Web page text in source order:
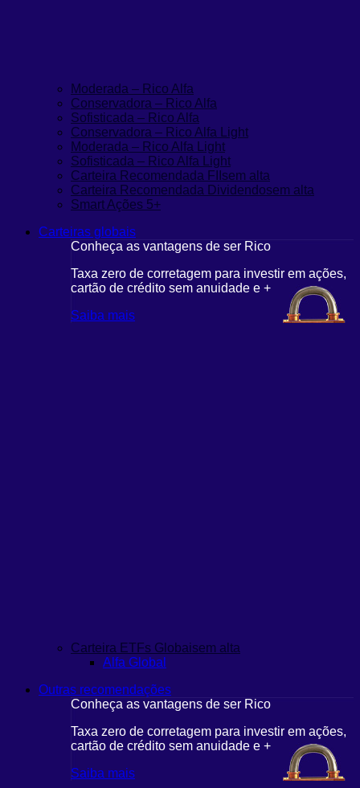
Moderada – Rico Alfa
Conservadora – Rico Alfa
Sofisticada – Rico Alfa
Conservadora – Rico Alfa Light
Moderada – Rico Alfa Light
Sofisticada – Rico Alfa Light
Carteira Recomendada FIIsem alta
Carteira Recomendada Dividendosem alta
Smart Ações 5+
Carteiras globais
Conheça as vantagens de ser Rico
Taxa zero de corretagem para investir em ações,
cartão de crédito sem anuidade e +
Saiba mais
Carteira ETFs Globaisem alta
Alfa Global
Outras recomendações
Conheça as vantagens de ser Rico
Taxa zero de corretagem para investir em ações,
cartão de crédito sem anuidade e +
Saiba mais